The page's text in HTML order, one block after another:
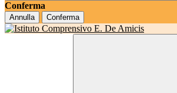
Conferma
Annulla Conferma